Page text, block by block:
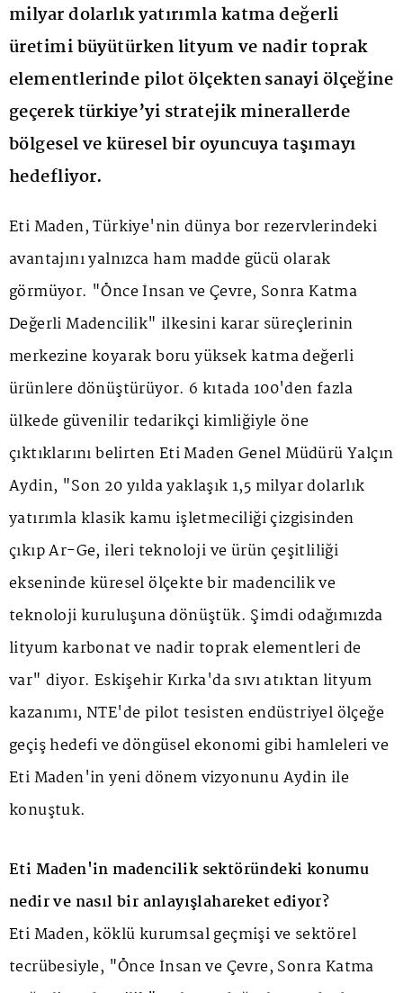
milyar dolarlık yatırımla katma değerli
üretimi büyütürken lityum ve nadir toprak
elementlerinde pilot ölçekten sanayi ölçeğine
geçerek türkiye’yi stratejik minerallerde
bölgesel ve küresel bir oyuncuya taşımayı
hedefliyor.
Eti Maden, Türkiye'nin dünya bor rezervlerindeki
avantajını yalnızca ham madde gücü olarak
görmüyor. "Önce İnsan ve Çevre, Sonra Katma
Değerli Madencilik" ilkesini karar süreçlerinin
merkezine koyarak boru yüksek katma değerli
ürünlere dönüştürüyor. 6 kıtada 100'den fazla
ülkede güvenilir tedarikçi kimliğiyle öne
çıktıklarını belirten Eti Maden Genel Müdürü Yalçın
Aydin, "Son 20 yılda yaklaşık 1,5 milyar dolarlık
yatırımla klasik kamu işletmeciliği çizgisinden
çıkıp Ar-Ge, ileri teknoloji ve ürün çeşitliliği
ekseninde küresel ölçekte bir madencilik ve
teknoloji kuruluşuna dönüştük. Şimdi odağımızda
lityum karbonat ve nadir toprak elementleri de
var" diyor. Eskişehir Kırka'da sıvı atıktan lityum
kazanımı, NTE'de pilot tesisten endüstriyel ölçeğe
geçiş hedefi ve döngüsel ekonomi gibi hamleleri ve
Eti Maden'in yeni dönem vizyonunu Aydin ile
konuştuk.
Eti Maden'in madencilik sektöründeki konumu
nedir ve nasıl bir anlayışlahareket ediyor?
Eti Maden, köklü kurumsal geçmişi ve sektörel
tecrübesiyle, "Önce İnsan ve Çevre, Sonra Katma